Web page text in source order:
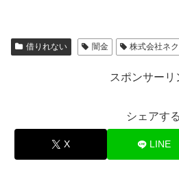
借りれない 闇金 株式会社ネ
スポンサーリ
シェアする
X LINE